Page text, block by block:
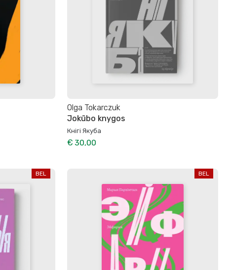
Olga Tokarczuk
Jokūbo knygos
Кнігі Якуба
€ 30,00
BEL BEL